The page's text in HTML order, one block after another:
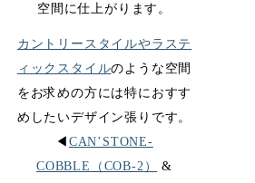
空間に仕上がります。
カントリースタイルやラステ
ィックスタイルのような空間
をお求めの方には特におすす
めしたいデザイン張りです。
◀︎ CAN’STONE-
COBBLE（COB-2）
&